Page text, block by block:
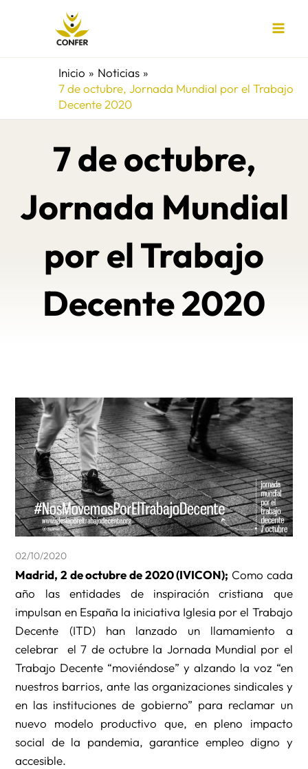
Inicio
Noticias
7 de octubre, Jornada Mundial por el Trabajo
Decente 2020
7 de octubre,
Jornada Mundial
por el Trabajo
Decente 2020
02/10/2020
Madrid, 2 de octubre de 2020 (IVICON); Como cada
año las entidades de inspiración cristiana que
impulsan en España la iniciativa Iglesia por el Trabajo
Decente (ITD) han lanzado un llamamiento a
celebrar el 7 de octubre la Jornada Mundial por el
Trabajo Decente “moviéndose” y alzando la voz “en
nuestros barrios, ante las organizaciones sindicales y
en las instituciones de gobierno” para reclamar un
nuevo modelo productivo que, en pleno impacto
social de la pandemia, garantice empleo digno y
accesible.